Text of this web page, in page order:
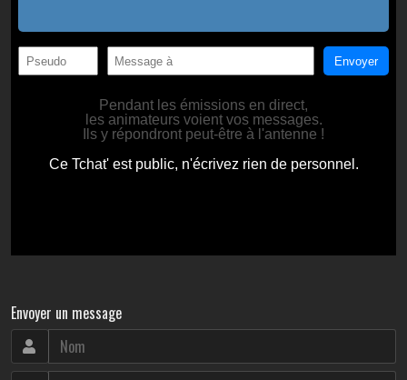
Envoyer un message